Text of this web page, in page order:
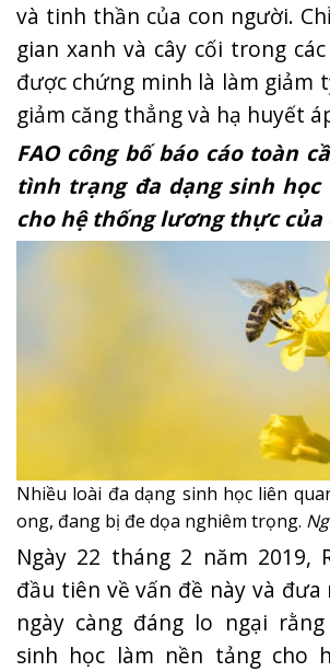
và tinh thần của con người.
gian xanh và cây cối trong
được chứng minh là làm giảm
giảm căng thẳng và hạ huyết
FAO công bố báo cáo toàn
tình trạng đa dạng sinh học
cho hệ thống lương thực của
Nhiều loài đa dạng sinh học liên
ong, đang bị đe dọa nghiêm trọng.
Ngày 22 tháng 2 năm 2019,
đầu tiên về vấn đề này và đưa
ngày càng đáng lo ngại
sinh học làm nền tảng cho